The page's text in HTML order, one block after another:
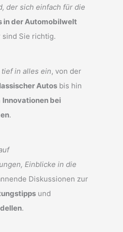
der sich einfach für die
in der Automobilwelt
Sie richtig.
in alles ein, von der
Autos bis hin
Innovationen bei
.
Einblicke in die
Diskussionen zur
und
.